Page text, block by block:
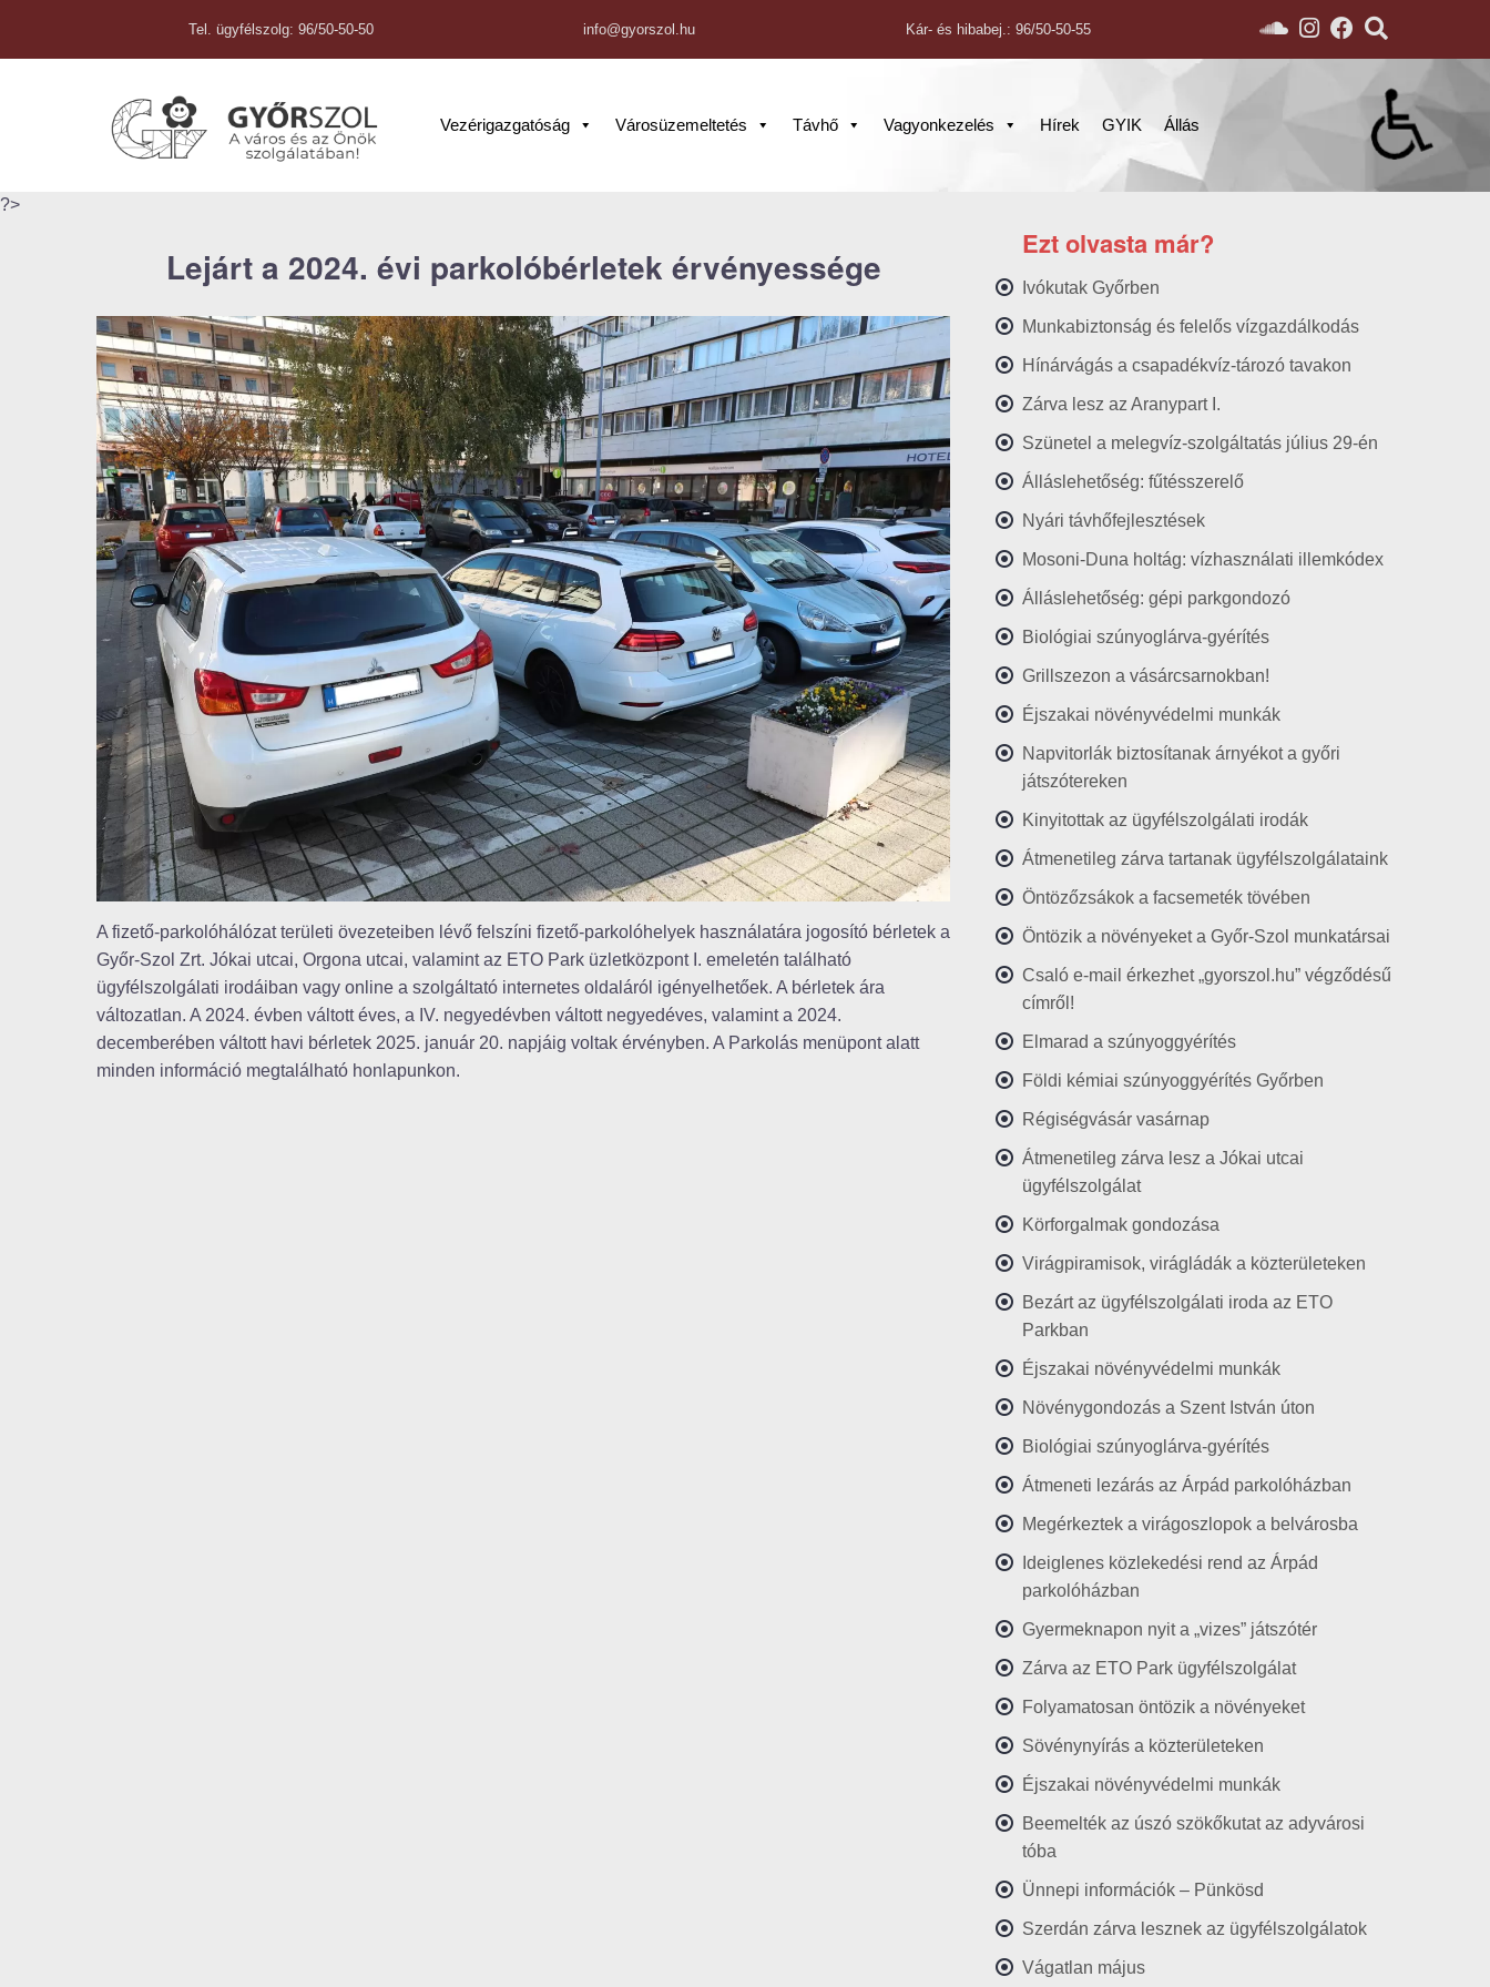
Tel. ügyfélszolg: 96/50-50-50 info@gyorszol.hu Kár- és hibabej.: 96/50-50-55
Vezérigazgatóság Városüzemeltetés Távhő Vagyonkezelés Hírek GYIK Állás
?>
Lejárt a 2024. évi parkolóbérletek érvényessége
A fizető-parkolóhálózat területi övezeteiben lévő felszíni fizető-parkolóhelyek használatára jogosító bérletek a
Győr-Szol Zrt. Jókai utcai, Orgona utcai, valamint az ETO Park üzletközpont I. emeletén található
ügyfélszolgálati irodáiban vagy online a szolgáltató internetes oldaláról igényelhetőek. A bérletek ára
változatlan. A 2024. évben váltott éves, a IV. negyedévben váltott negyedéves, valamint a 2024.
decemberében váltott havi bérletek 2025. január 20. napjáig voltak érvényben. A Parkolás menüpont alatt
minden információ megtalálható honlapunkon.
Ezt olvasta már?
Ivókutak Győrben
Munkabiztonság és felelős vízgazdálkodás
Hínárvágás a csapadékvíz-tározó tavakon
Zárva lesz az Aranypart I.
Szünetel a melegvíz-szolgáltatás július 29-én
Álláslehetőség: fűtésszerelő
Nyári távhőfejlesztések
Mosoni-Duna holtág: vízhasználati illemkódex
Álláslehetőség: gépi parkgondozó
Biológiai szúnyoglárva-gyérítés
Grillszezon a vásárcsarnokban!
Éjszakai növényvédelmi munkák
Napvitorlák biztosítanak árnyékot a győri
játszótereken
Kinyitottak az ügyfélszolgálati irodák
Átmenetileg zárva tartanak ügyfélszolgálataink
Öntözőzsákok a facsemeték tövében
Öntözik a növényeket a Győr-Szol munkatársai
Csaló e-mail érkezhet „gyorszol.hu” végződésű
címről!
Elmarad a szúnyoggyérítés
Földi kémiai szúnyoggyérítés Győrben
Régiségvásár vasárnap
Átmenetileg zárva lesz a Jókai utcai
ügyfélszolgálat
Körforgalmak gondozása
Virágpiramisok, virágládák a közterületeken
Bezárt az ügyfélszolgálati iroda az ETO
Parkban
Éjszakai növényvédelmi munkák
Növénygondozás a Szent István úton
Biológiai szúnyoglárva-gyérítés
Átmeneti lezárás az Árpád parkolóházban
Megérkeztek a virágoszlopok a belvárosba
Ideiglenes közlekedési rend az Árpád
parkolóházban
Gyermeknapon nyit a „vizes” játszótér
Zárva az ETO Park ügyfélszolgálat
Folyamatosan öntözik a növényeket
Sövénynyírás a közterületeken
Éjszakai növényvédelmi munkák
Beemelték az úszó szökőkutat az adyvárosi
tóba
Ünnepi információk – Pünkösd
Szerdán zárva lesznek az ügyfélszolgálatok
Vágatlan május